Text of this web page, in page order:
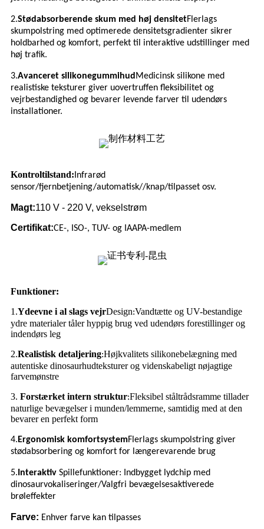
2.Stødabsorberende skum med høj densitetFlerlags
skumpolstring med optimerede densitetsgradienter sikrer
holdbarhed og komfort, perfekt til interaktive udstillinger med
høj trafik.
3.Avanceret silikonegummihud Medicinsk silikone med
realistiske teksturer giver uovertruffen fleksibilitet og
vejrbestandighed og bevarer levende farver til udendørs
installationer.
Kontroltilstand: Infrarød
sensor/fjernbetjening/automatisk//knap/tilpasset osv.
Magt:110 V - 220 V, vekselstrøm
Certifikat:CE-, ISO-, TUV- og IAAPA-medlem
Funktioner:
1 .Ydeevne i al slags vejrDesign:Vandtætte og UV-bestandige
ydre materialer tåler hyppig brug ved udendørs forestillinger og
indendørs leg
2.Realistisk detaljering:Højkvalitets silikonebelægning med
autentiske dinosaurhudteksturer og videnskabeligt nøjagtige
farvemønstre
3. Forstærket intern struktur:Fleksibel ståltrådsramme tillader
naturlige bevægelser i munden/lemmerne, samtidig med at den
bevarer en perfekt form
4. Ergonomisk komfortsystemFlerlags skumpolstring giver
stødabsorbering og komfort for længerevarende brug
5. Interaktiv Spillefunktioner: Indbygget lydchip med
dinosaurvokaliseringer/Valgfri bevægelsesaktiverede
brøleffekter
Farve: Enhver farve kan tilpasses